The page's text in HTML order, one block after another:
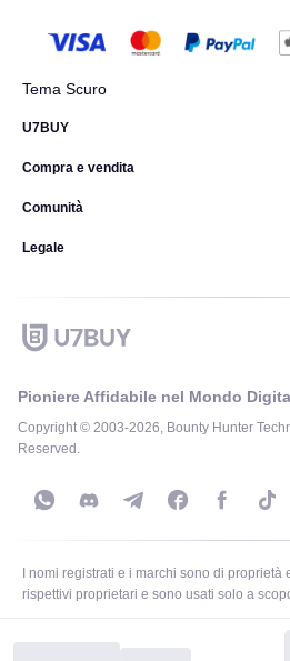
Tema Scuro
Pioniere Affidabile nel Mondo
Copyright © 2003-2026, Bounty Hunter
Reserved.
U7BUY
Compra e vendita
Comunità
Legale
I nomi registrati e i marchi sono di
rispettivi proprietari e sono usati solo a